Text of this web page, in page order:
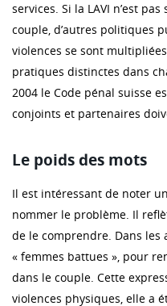
services. Si la LAVI n’est
couple, d’autres politiques
violences se sont
pratiques distinctes dans
2004 le Code pénal suisse
conjoints et partenaires
Le poids des mots
Il est intéressant de noter
nommer le problème. Il
de le comprendre. Dans les
« femmes battues », pour
dans le couple. Cette
violences physiques, elle a